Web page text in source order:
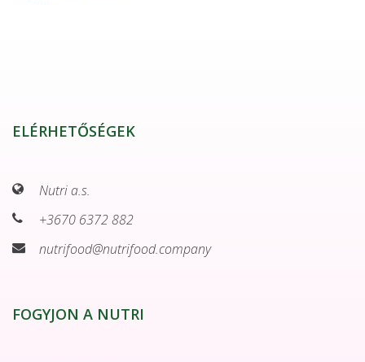
ELÉRHETŐSÉGEK
Nutri a.s.
+3670 6372 882
nutrifood@nutrifood.company
FOGYJON A NUTRI